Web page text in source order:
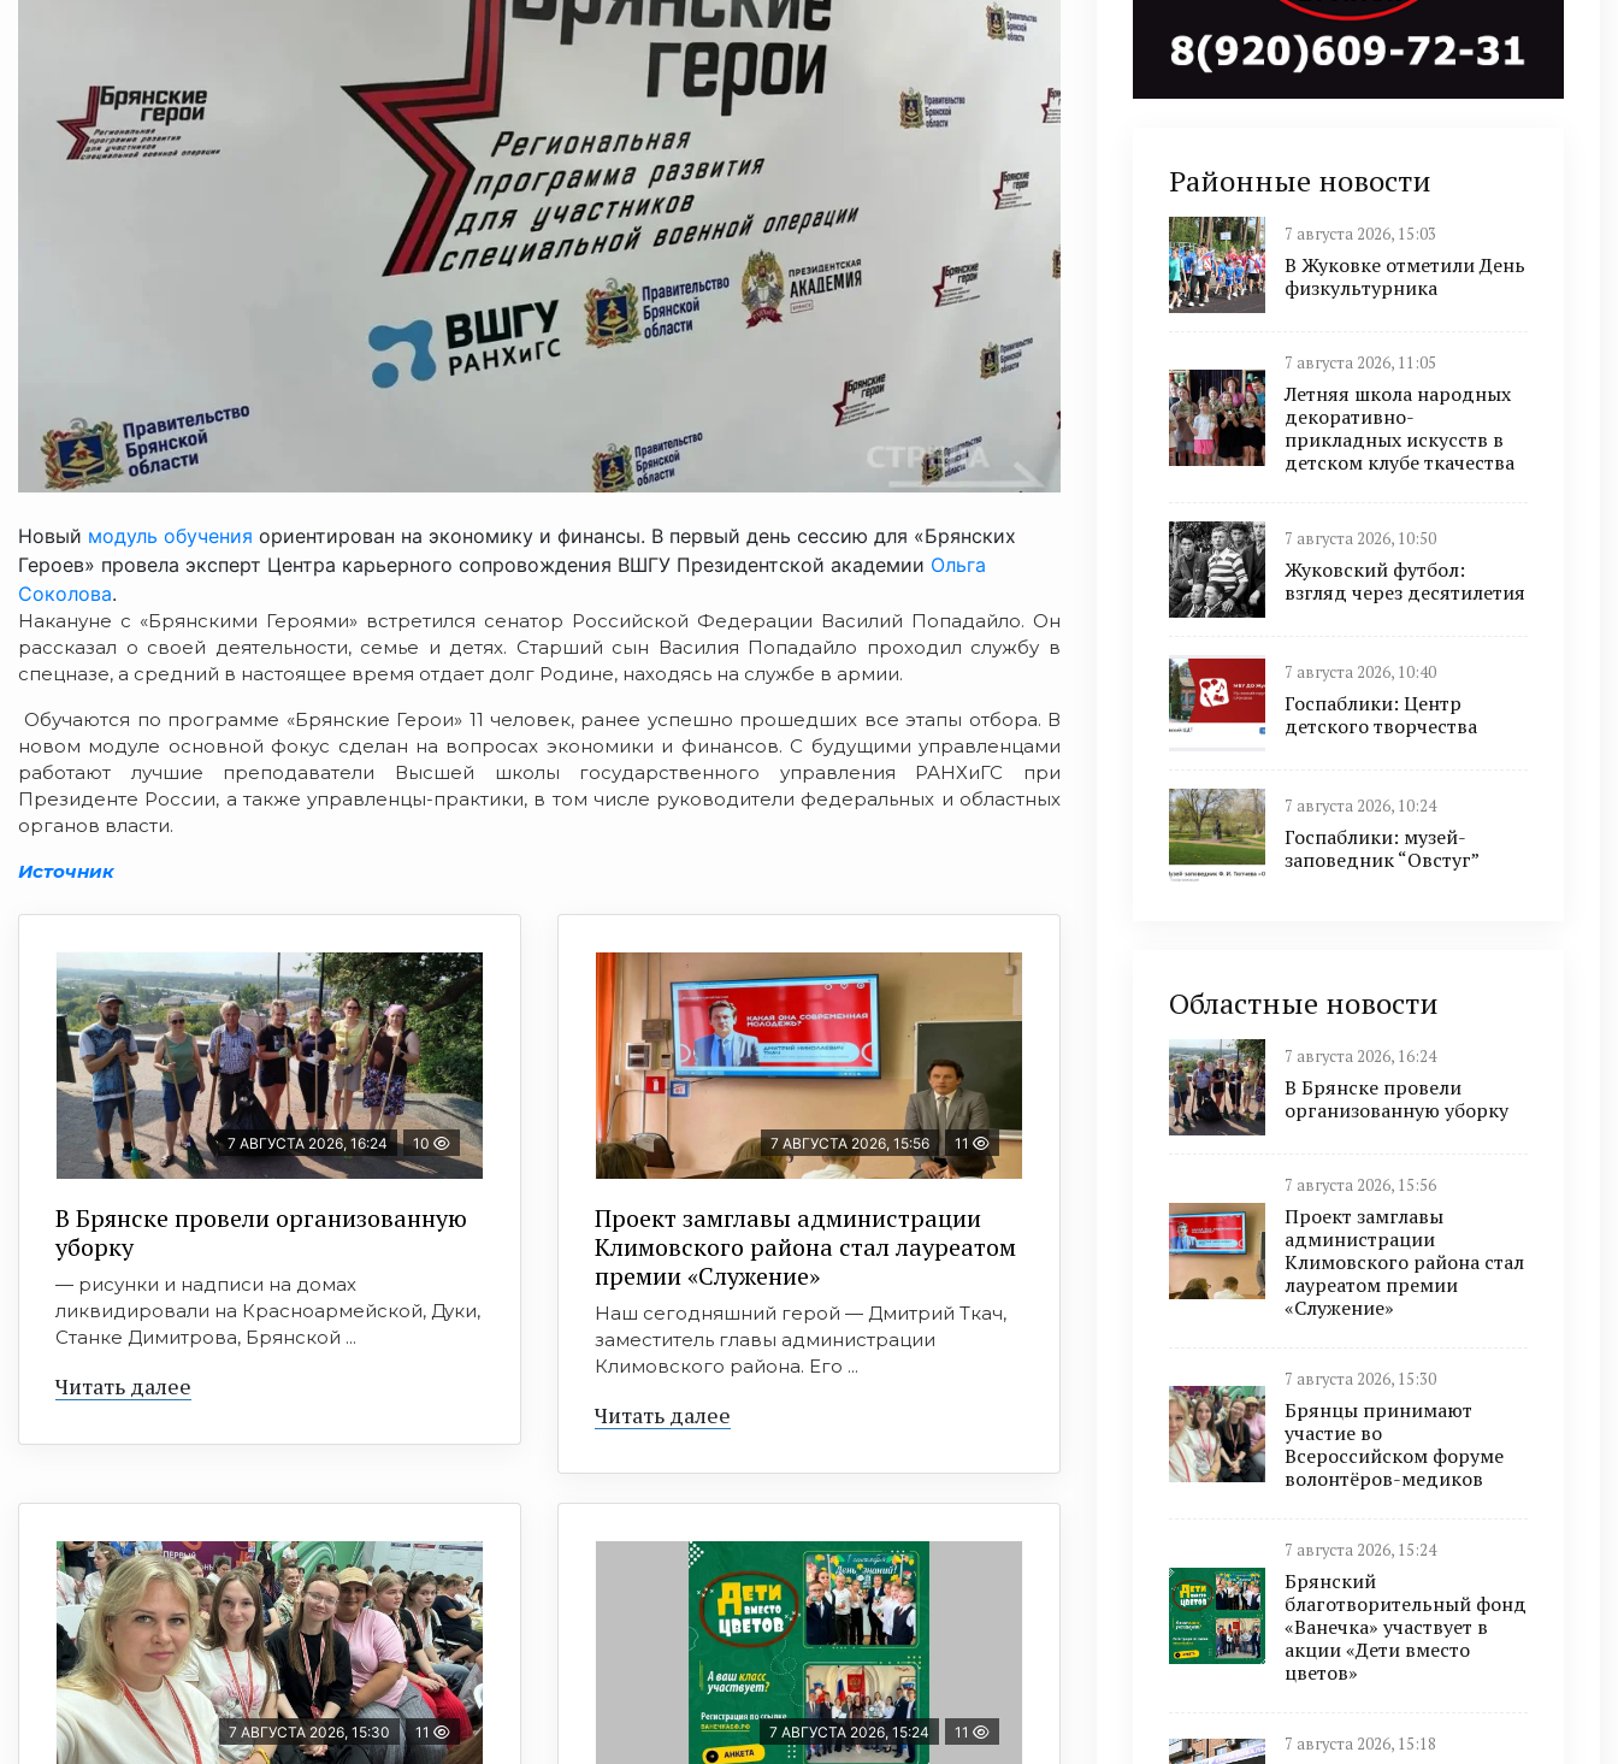
Новый модуль обучения ориентирован на экономику и финансы. В первый день сессию для «Брянских
Героев» провела эксперт Центра карьерного сопровождения ВШГУ Президентской академии Ольга
Соколова.
Накануне с «Брянскими Героями» встретился сенатор Российской Федерации Василий Попадайло. Он
рассказал о своей деятельности, семье и детях. Старший сын Василия Попадайло проходил службу в
спецназе, а средний в настоящее время отдает долг Родине, находясь на службе в армии.
Обучаются по программе «Брянские Герои» 11 человек, ранее успешно прошедших все этапы отбора. В
новом модуле основной фокус сделан на вопросах экономики и финансов. С будущими управленцами
работают лучшие преподаватели Высшей школы государственного управления РАНХиГС при
Президенте России, а также управленцы-практики, в том числе руководители федеральных и областных
органов власти.
Источник
7 АВГУСТА 2026, 16:24 10
В Брянске провели организованную
уборку
— рисунки и надписи на домах
ликвидировали на Красноармейской, Дуки,
Станке Димитрова, Брянской ...
Читать далее
7 АВГУСТА 2026, 15:56 11
Проект замглавы администрации
Климовского района стал лауреатом
премии «Служение»
Наш сегодняшний герой — Дмитрий Ткач,
заместитель главы администрации
Климовского района. Его ...
Читать далее
7 АВГУСТА 2026, 15:30 11 7 АВГУСТА 2026, 15:24 11
Районные новости
7 августа 2026, 15:03
В Жуковке отметили День
физкультурника
7 августа 2026, 11:05
Летняя школа народных
декоративно-
прикладных искусств в
детском клубе ткачества
7 августа 2026, 10:50
Жуковский футбол:
взгляд через десятилетия
7 августа 2026, 10:40
Госпаблики: Центр
детского творчества
7 августа 2026, 10:24
Госпаблики: музей-
заповедник “Овстуг”
Областные новости
7 августа 2026, 16:24
В Брянске провели
организованную уборку
7 августа 2026, 15:56
Проект замглавы
администрации
Климовского района стал
лауреатом премии
«Служение»
7 августа 2026, 15:30
Брянцы принимают
участие во
Всероссийском форуме
волонтёров-медиков
7 августа 2026, 15:24
Брянский
благотворительный фонд
«Ванечка» участвует в
акции «Дети вместо
цветов»
7 августа 2026, 15:18